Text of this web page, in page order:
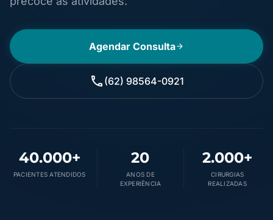
Agendar Consultaarrow_forward
phone (62) 98564-0921
40.000+
PACIENTES ATENDIDOS
20
ANOS DE
EXPERIÊNCIA
2.000+
CIRURGIAS
REALIZADAS